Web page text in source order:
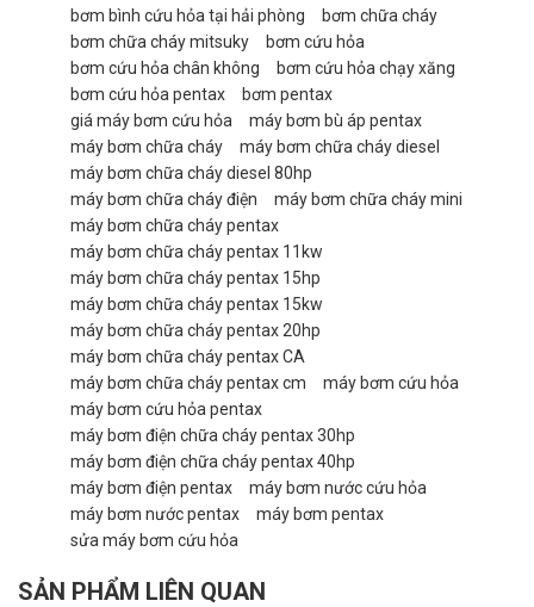
bơm bình cứu hỏa tại hải phòng
bơm chữa cháy
bơm chữa cháy mitsuky
bơm cứu hỏa
bơm cứu hỏa chân không
bơm cứu hỏa chạy xăng
bơm cứu hỏa pentax
bơm pentax
giá máy bơm cứu hỏa
máy bơm bù áp pentax
máy bơm chữa cháy
máy bơm chữa cháy diesel
máy bơm chữa cháy diesel 80hp
máy bơm chữa cháy điện
máy bơm chữa cháy mini
máy bơm chữa cháy pentax
máy bơm chữa cháy pentax 11kw
máy bơm chữa cháy pentax 15hp
máy bơm chữa cháy pentax 15kw
máy bơm chữa cháy pentax 20hp
máy bơm chữa cháy pentax CA
máy bơm chữa cháy pentax cm
máy bơm cứu hỏa
máy bơm cứu hỏa pentax
máy bơm điện chữa cháy pentax 30hp
máy bơm điện chữa cháy pentax 40hp
máy bơm điện pentax
máy bơm nước cứu hỏa
máy bơm nước pentax
máy bơm pentax
sửa máy bơm cứu hỏa
SẢN PHẨM LIÊN QUAN